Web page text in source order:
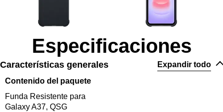
Especificaciones
Expandir todo
Características generales
Contenido del paquete
Funda Resistente para
Galaxy A37, QSG